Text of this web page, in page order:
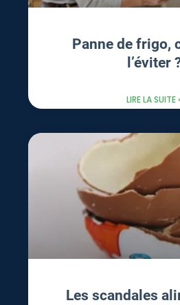
Panne de frigo,
l’éviter
LIRE LA SUITE
Les scandales